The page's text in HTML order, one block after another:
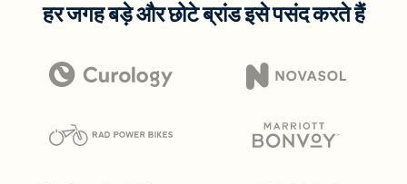
हर जगह बड़े और छोटे ब्रांड इसे पसंद करते हैं